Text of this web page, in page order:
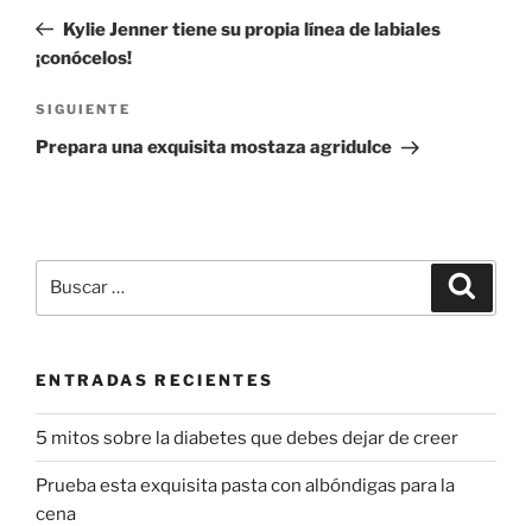
entradas
anterior:
Kylie Jenner tiene su propia línea de labiales
¡conócelos!
Siguiente
entrada
SIGUIENTE
Prepara una exquisita mostaza agridulce
por:
ENTRADAS RECIENTES
5 mitos sobre la diabetes que debes dejar de creer
Prueba esta exquisita pasta con albóndigas para la
cena